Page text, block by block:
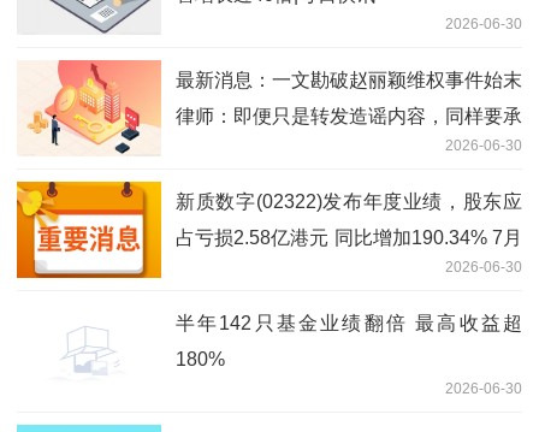
2026-06-30
最新消息：一文勘破赵丽颖维权事件始末
律师：即便只是转发造谣内容，同样要承
2026-06-30
新质数字(02322)发布年度业绩，股东应
占亏损2.58亿港元 同比增加190.34% 7月
2026-06-30
半年142只基金业绩翻倍 最高收益超
180%
2026-06-30